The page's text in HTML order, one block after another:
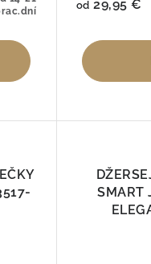
od 29,95 €
SMART